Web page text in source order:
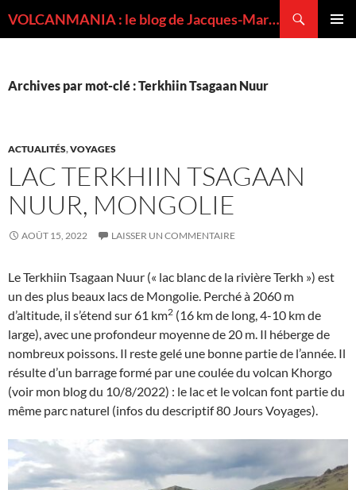
VOLCANMANIA : le blog de Jacques-Marie BARDINTZEFF, volcanologue
Archives par mot-clé : Terkhiin Tsagaan Nuur
ACTUALITÉS,VOYAGES
LAC TERKHIIN TSAGAAN
NUUR, MONGOLIE
AOÛT 15, 2022 LAISSER UN COMMENTAIRE
Le Terkhiin Tsagaan Nuur (« lac blanc de la rivière Terkh ») est
un des plus beaux lacs de Mongolie. Perché à 2060 m
d’altitude, il s’étend sur 61 km2 (16 km de long, 4-10 km de
large), avec une profondeur moyenne de 20 m. Il héberge de
nombreux poissons. Il reste gelé une bonne partie de l’année. Il
résulte d’un barrage formé par une coulée du volcan Khorgo
(voir mon blog du 10/8/2022) : le lac et le volcan font partie du
même parc naturel (infos du descriptif 80 Jours Voyages).